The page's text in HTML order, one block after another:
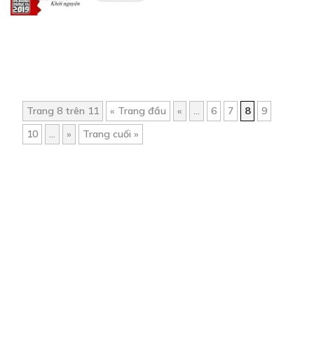
Trang 8 trên 11 « Trang đầu « ... 6 7 8
9
10
... » Trang cuối »